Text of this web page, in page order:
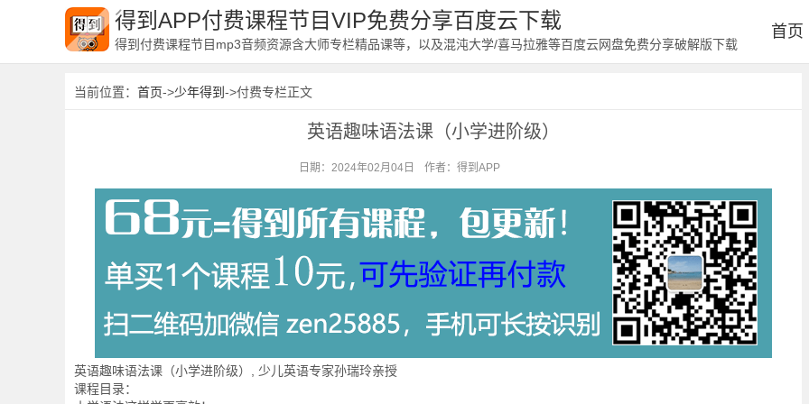
得到APP付费课程节目VIP免费分享百度云下载
得到付费课程节目mp3音频资源含大师专栏精品课等，以及混沌大学/喜马拉雅等百度云网盘免费分享破解版下载
首页
当前位置： 首页->少年得到 ->付费专栏正文
英语趣味语法课（小学进阶级）
日期：2024年02月04日 作者：得到APP
英语趣味语法课（小学进阶级）, 少儿英语专家孙瑞玲亲授
课程目录：